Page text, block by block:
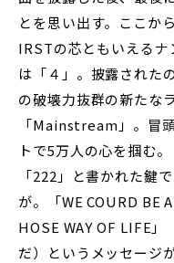
とを思い出す。ここか
IRSTの芯ともいえる
は「４」。披露され
の破壊力抜群の新たな
「Mainstream」。冒
トで5万人の心を掴む
「222」と書かれた鍵
が。「WE COURD BE
HOSE WAY OF LIFE
だ）というメッセージ